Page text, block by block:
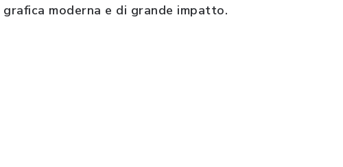
moderna e di grande impatto.